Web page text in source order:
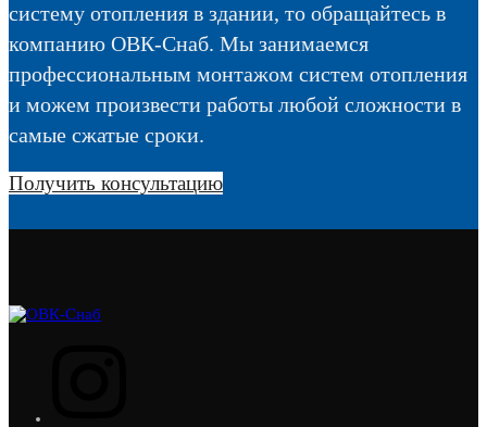
систему отопления в здании, то обращайтесь в
компанию ОВК-Снаб. Мы занимаемся
профессиональным монтажом систем отопления
и можем произвести работы любой сложности в
самые сжатые сроки.
Получить консультацию